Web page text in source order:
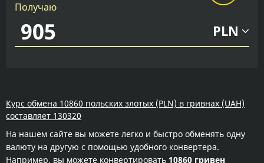
Получаю
PLN
Курс обмена 10860 польских злотых (PLN) в гривнах (UAH)
составляет 130320
На нашем сайте вы можете легко и быстро обменять одну
валюту на другую с помощью удобного конвертера.
Например, вы можете конвертировать 10860 гривен